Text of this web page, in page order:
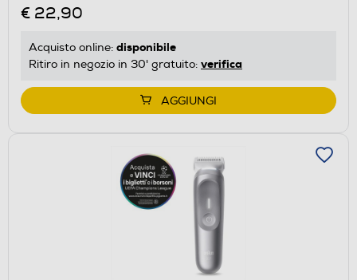
€ 22,90
Acquisto online: disponibile
Ritiro in negozio in 30' gratuito: verifica
AGGIUNGI